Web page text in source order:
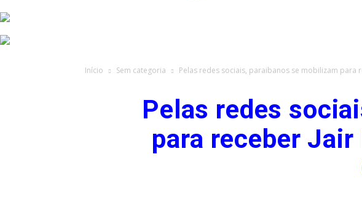
Início Sem categoria Pelas redes sociais, paraibanos se mobilizam
Pelas redes
para receber